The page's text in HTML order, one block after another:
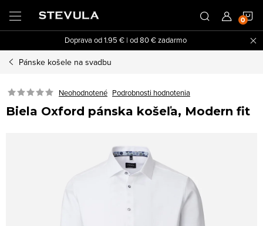
obsah
Doprava od 1.95 € | od 80 € zadarmo
Pánske košele na svadbu
Neohodnotené Podrobnosti hodnotenia
Biela Oxford pánska košeľa, Modern fit